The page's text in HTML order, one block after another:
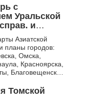
в 1885 году...
с
Уральской
и
1925-1926
Азиатской
планы городов:
Омска,
Красноярска,
Благовещенска,
Томской